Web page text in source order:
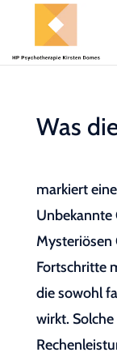
Was
markiert
Unbekannte
Mysteriösen
Fortschritte
die sowohl
wirkt.